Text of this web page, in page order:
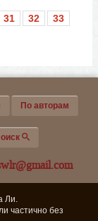
31 32
33
По авторам
Ли.
частично без